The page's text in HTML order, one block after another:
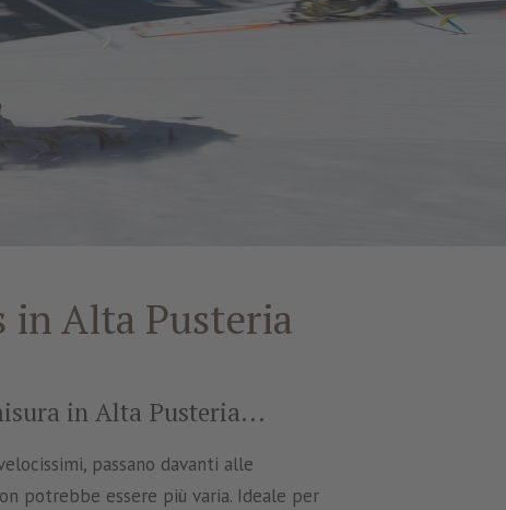
in Alta Pusteria
in Alta Pusteria...
passano davanti alle
potrebbe essere più varia. Ideale per